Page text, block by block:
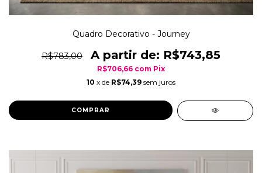
Quadro Decorativo - Journey
R$783,00 R$743,85
R$706,66 com Pix
10 x de R$74,39 sem juros
COMPRAR